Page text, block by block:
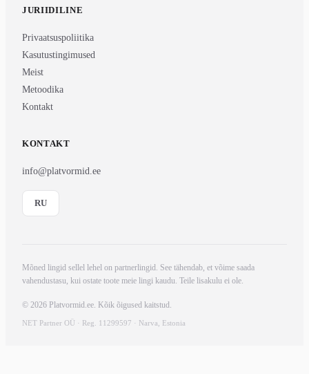
JURIIDILINE
Privaatsuspoliitika
Kasutustingimused
Meist
Metoodika
Kontakt
KONTAKT
info@platvormid.ee
RU
Mõned lingid sellel lehel on partnerlingid. See tähendab, et võime saada
vahendustasu, kui ostate toote meie lingi kaudu. Teile lisakulu ei ole.
© 2026 Platvormid.ee. Kõik õigused kaitstud.
NET Partner OÜ · Reg. 11299597 · Narva, Estonia